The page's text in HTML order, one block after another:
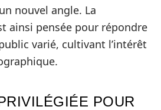
nouvel angle. La
ainsi pensée pour répondre
varié, cultivant l’intérêt
POUR